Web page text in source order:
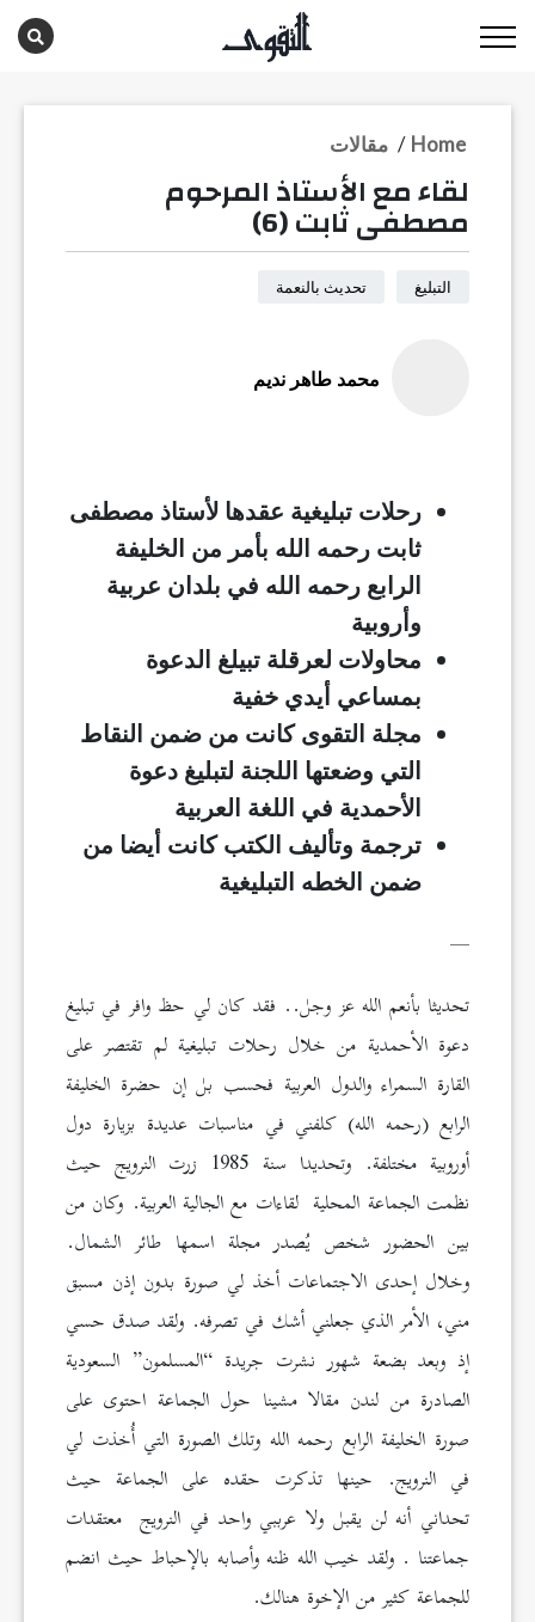
مقالات / Home
لقاء مع الأستاذ المرحوم
مصطفى ثابت (6)
التبليغ تحديث بالنعمة
محمد طاهر نديم
رحلات تبليغية عقدها لأستاذ مصطفى
ثابت رحمه الله بأمر من الخليفة
الرابع رحمه الله في بلدان عربية
وأروبية
محاولات لعرقلة تبيلغ الدعوة
بمساعي أيدي خفية
مجلة التقوى كانت من ضمن النقاط
التي وضعتها اللجنة لتبليغ دعوة
الأحمدية في اللغة العربية
ترجمة وتأليف الكتب كانت أيضا من
ضمن الخطه التبليغية
__
تحديثا بأنعم الله عز وجل.. فقد كان لي حظ وافر في تبليغ
دعوة الأحمدية من خلال رحلات تبليغية لم تقتصر على
القارة السمراء والدول العربية فحسب بل إن حضرة الخليفة
الرابع (رحمه الله) كلفني في مناسبات عديدة بزيارة دول
أوروبية مختلفة. وتحديدا سنة 1985 زرت النرويج حيث
نظمت الجماعة المحلية لقاءات مع الجالية العربية. وكان من
بين الحضور شخص يُصدر مجلة اسمها طائر الشمال.
وخلال إحدى الاجتماعات أخذ لي صورة بدون إذن مسبق
مني، الأمر الذي جعلني أشك في تصرفه. ولقد صدق حسي
إذ وبعد بضعة شهور نشرت جريدة “المسلمون” السعودية
الصادرة من لندن مقالا مشينا حول الجماعة احتوى على
صورة الخليفة الرابع رحمه الله وتلك الصورة التي أُخذت لي
في النرويج. حينها تذكرت حقده على الجماعة حيث
تحداني أنه لن يقبل ولا عرببي واحد في النرويج معتقدات
جماعتنا . ولقد خيب الله ظنه وأصابه بالإحباط حيث انضم
للجماعة كثير من الإخوة هنالك.